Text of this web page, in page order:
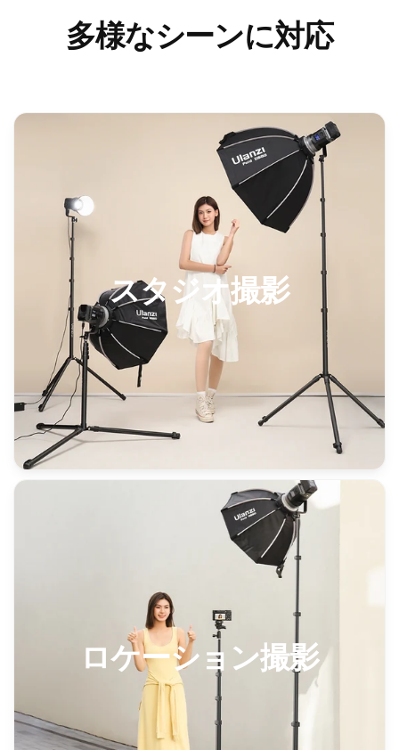
多様なシーンに対応
スタジオ撮影
ロケーション撮影